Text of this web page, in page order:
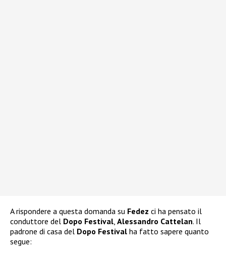
A rispondere a questa domanda su Fedez ci ha pensato il
conduttore del Dopo Festival, Alessandro Cattelan. Il
padrone di casa del Dopo Festival ha fatto sapere quanto
segue: